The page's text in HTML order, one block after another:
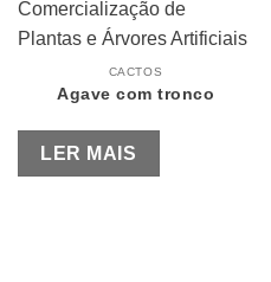
CACTOS
Agave com tronco
LER MAIS